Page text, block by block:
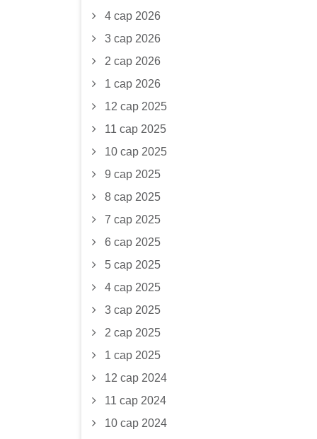
4 сар 2026
3 сар 2026
2 сар 2026
1 сар 2026
12 сар 2025
11 сар 2025
10 сар 2025
9 сар 2025
8 сар 2025
7 сар 2025
6 сар 2025
5 сар 2025
4 сар 2025
3 сар 2025
2 сар 2025
1 сар 2025
12 сар 2024
11 сар 2024
10 сар 2024